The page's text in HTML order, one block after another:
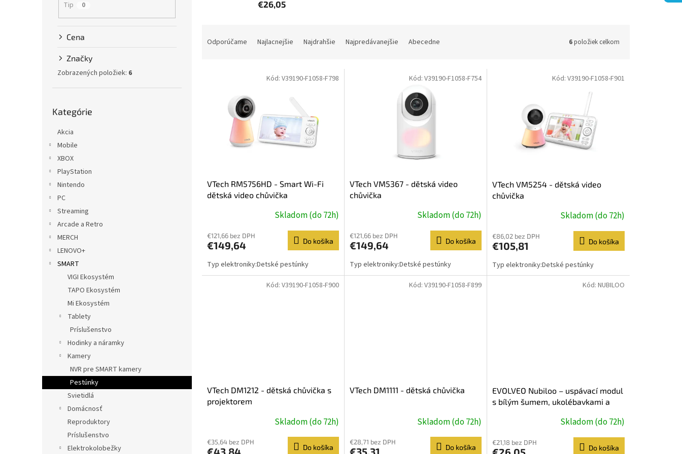
Tip 0
Cena
Značky
Zobrazených položiek: 6
kategórie
Kategórie
Akcia
Mobile
XBOX
PlayStation
Nintendo
PC
Streaming
Arcade a Retro
MERCH
LENOVO+
SMART
VIGI Ekosystém
TAPO Ekosystém
Mi Ekosystém
Tablety
Príslušenstvo
Hodinky a náramky
Kamery
NVR pre SMART kamery
Pestúnky
Svietidlá
Domácnosť
Reproduktory
Príslušenstvo
Elektrokolobežky
€26,05
Odporúčame Najlacnejšie Najdrahšie Najpredávanejšie Abecedne 6položiek celkom
VTech RM5756HD - Smart Wi-Fi
dětská video chůvička
Skladom (do 72h)
€121,66 bez DPH
€149,64 Do košíka
Typ elektroniky:Detské pestúnky
Kód: V39190-F1058-F798
VTech VM5367 - dětská video
chůvička
Skladom (do 72h)
€121,66 bez DPH
€149,64 Do košíka
Typ elektroniky:Detské pestúnky
Kód: V39190-F1058-F754
VTech VM5254 - dětská video
chůvička
Skladom (do 72h)
€86,02 bez DPH
€105,81 Do košíka
Typ elektroniky:Detské pestúnky
Kód: V39190-F1058-F901
VTech DM1212 - dětská chůvička s
projektorem
Skladom (do 72h)
€35,64 bez DPH
€43,84 Do košíka
Kód: V39190-F1058-F900
VTech DM1111 - dětská chůvička
Skladom (do 72h)
€28,71 bez DPH
€35,31 Do košíka
Kód: V39190-F1058-F899
EVOLVEO Nubiloo – uspávací modul
s bílým šumem, ukolébavkami a
Skladom (do 72h)
€21,18 bez DPH
Do košíka
Kód: NUBILOO